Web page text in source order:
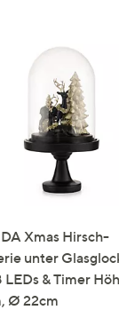
Xmas Hirsch-
unter
LEDs & Timer
Ø 22cm